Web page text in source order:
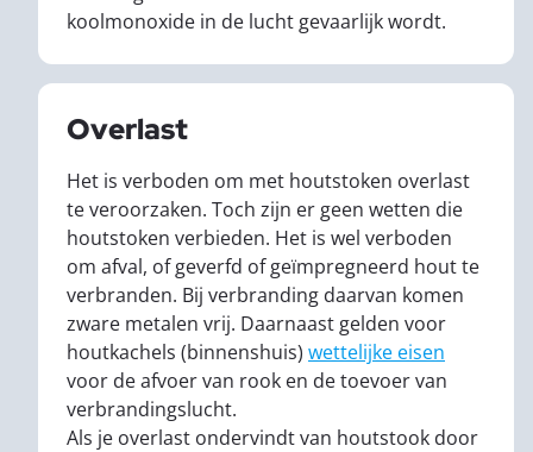
koolmonoxide in de lucht gevaarlijk wordt.
Overlast
Het is verboden om met houtstoken overlast
te veroorzaken. Toch zijn er geen wetten die
houtstoken verbieden. Het is wel verboden
om afval, of geverfd of geïmpregneerd hout te
verbranden. Bij verbranding daarvan komen
zware metalen vrij. Daarnaast gelden voor
houtkachels (binnenshuis) wettelijke eisen
voor de afvoer van rook en de toevoer van
verbrandingslucht.
Als je overlast ondervindt van houtstook door